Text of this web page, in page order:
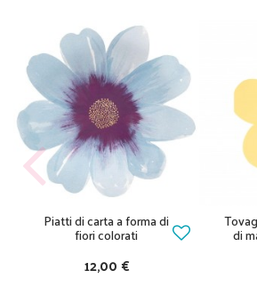
Piatti di carta a forma di
fiori colorati
12,00 €
di